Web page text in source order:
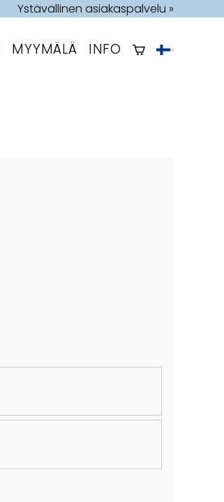
Ystävällinen asiakaspalvelu »
MYYMÄLÄ INFO